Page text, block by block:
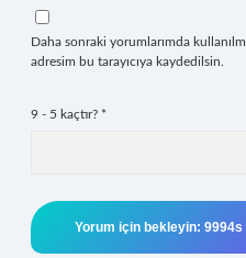
Daha sonraki yorumlarımda
adresim bu tarayıcıya kaydedilsin.
9 - 5 kaçtır? *